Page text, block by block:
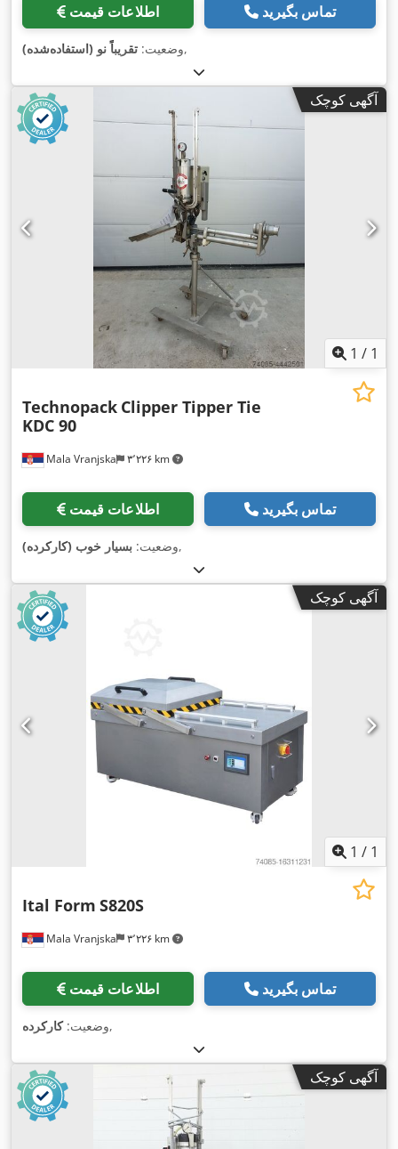
اطلاعات قیمت تماس بگیرید
وضعیت: تقریباً نو (استفاده‌شده) ,
آگهی کوچک
1 / 1
Mala Vranjska ۳٬۲۲۶ km
Technopack Clipper Tipper Tie
KDC 90
اطلاعات قیمت تماس بگیرید
وضعیت: بسیار خوب (کارکرده) ,
آگهی کوچک
1 / 1
Mala Vranjska ۳٬۲۲۶ km
Ital Form S820S
اطلاعات قیمت تماس بگیرید
وضعیت:کارکرده ,
آگهی کوچک